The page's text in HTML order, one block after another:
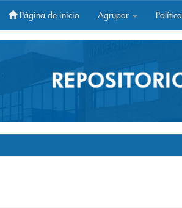
Página de inicio Agrupar